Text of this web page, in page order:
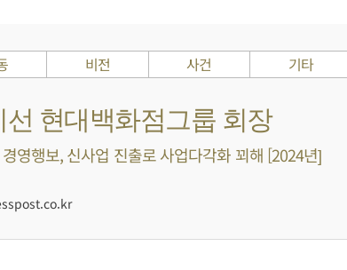
비전 사건 기타
선 현대백화점그룹 회장
영행보, 신사업 진출로 사업다각화 꾀해 [2024년]